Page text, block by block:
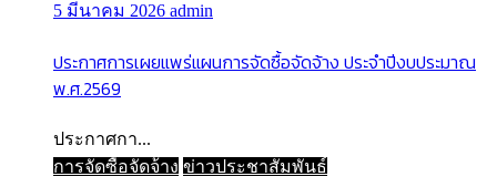
5 มีนาคม 2026 admin
ประกาศการเผยแพร่แผนการจัดซื้อจัดจ้าง ประจำปีงบประมาณ
พ.ศ.2569
ประกาศกา...
การจัดซื้อจัดจ้าง ข่าวประชาสัมพันธ์